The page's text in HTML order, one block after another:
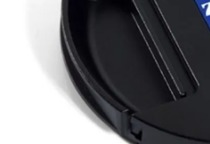
9 dji osmo
10. insta 360